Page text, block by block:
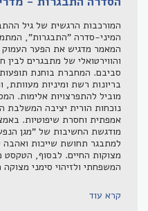
המורכבות הרגשית של גיל
המאמר מדגיש את הפער העמוק
והווירטואלי של מתבגרים לבין
סביבם. המחברת בוחנת
בריונות רשת ומיניות
מוביל להתפרצויות אלימות.
נוכחות הורית יציבה המשלבת
אמפתית וחסרת שיפוטיות.
מודגשת החשיבות של "מגן
למתבגר תחושת שייכות
מצוקות החיים. לבסוף, הטקסט
המשפחתי ולזיהוי סימני
קרא עוד